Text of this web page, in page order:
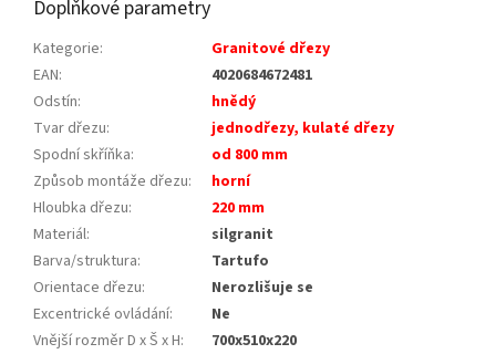
Doplňkové parametry
Kategorie:
Granitové dřezy
EAN:
4020684672481
Odstín:
hnědý
Tvar dřezu:
jednodřezy, kulaté dřezy
Spodní skříňka:
od 800 mm
Způsob montáže dřezu:
horní
Hloubka dřezu:
220 mm
Materiál:
silgranit
Barva/struktura:
Tartufo
Orientace dřezu:
Nerozlišuje se
Excentrické ovládání:
Ne
Vnější rozměr D x Š x H:
700x510x220